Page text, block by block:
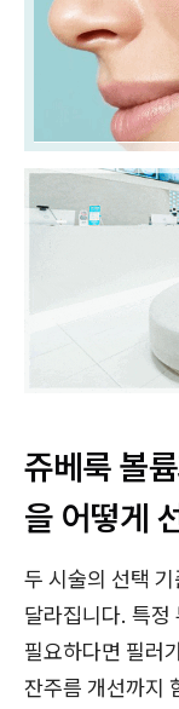
쥬베룩 볼
을 어떻게
두 시술의 선택
달라집니다. 특정
필요하다면 필러
잔주름 개선까지